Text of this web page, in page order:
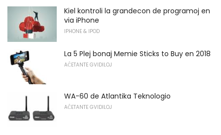
Kiel kontroli la grandecon de programoj en
via iPhone
IPHONE & IPOD
La 5 Plej bonaj Memie Sticks to Buy en 2018
AĈETANTE GVIDILOJ
WA-60 de Atlantika Teknologio
AĈETANTE GVIDILOJ